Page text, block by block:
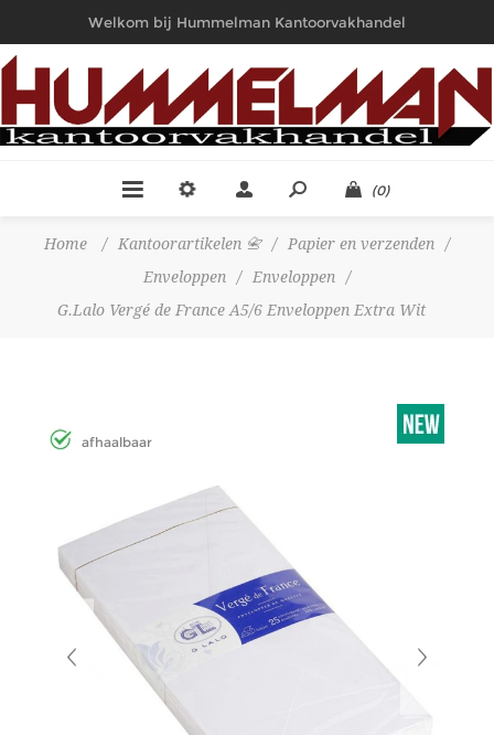
Welkom bij Hummelman Kantoorvakhandel
(0)
Home / Kantoorartikelen 📇 / Papier en verzenden
/
Enveloppen
/ Enveloppen
/
G.Lalo Vergé de France A5/6 Enveloppen Extra Wit
afhaalbaar